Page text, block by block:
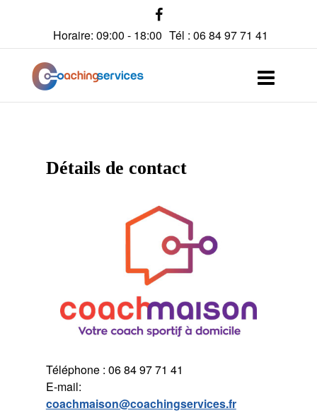
Horaire: 09:00 - 18:00 Tél : 06 84 97 71 41
Détails de contact
Téléphone : 06 84 97 71 41
E-mail:
coachmaison@coachingservices.fr